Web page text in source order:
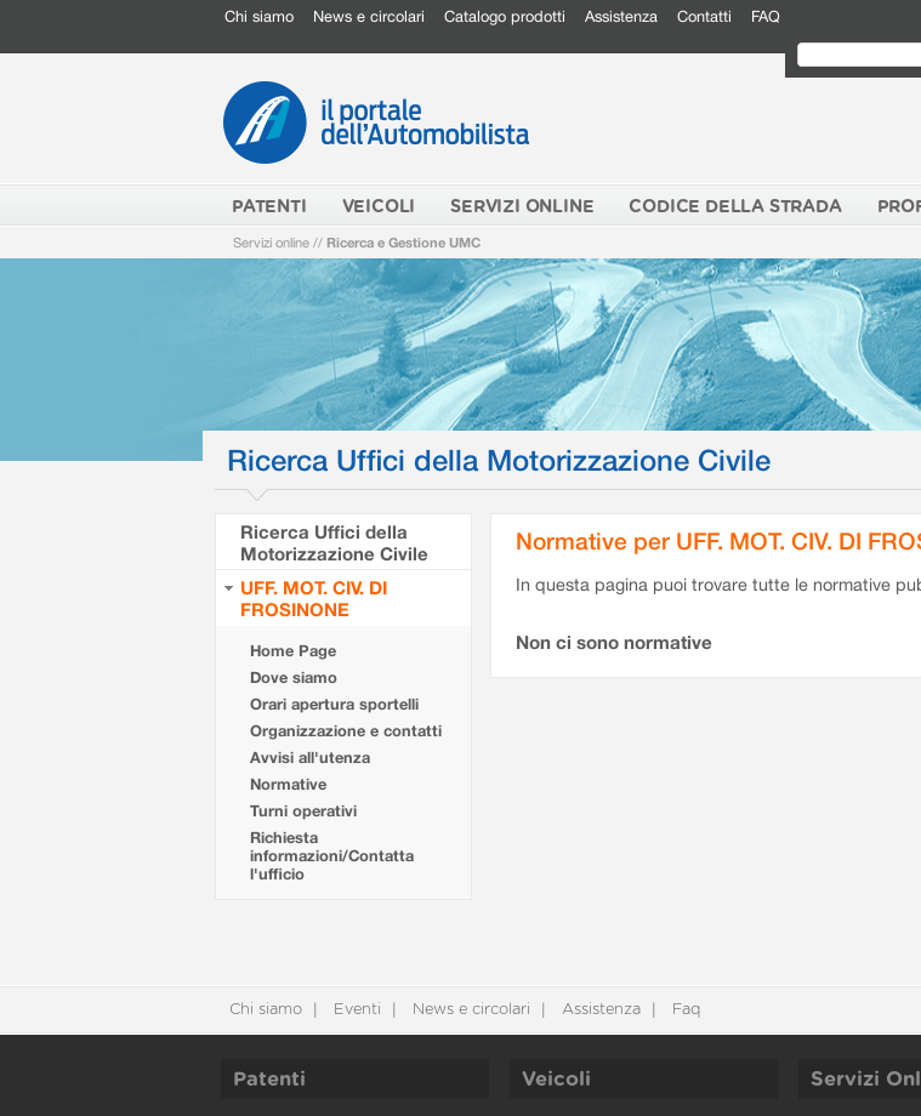
Chi siamo News e circolari Catalogo prodotti Assistenza Contatti FAQ
PATENTI VEICOLI SERVIZI ONLINE CODICE DELLA STRADA
Servizi online // Ricerca e Gestione UMC
Ricerca Uffici della Motorizzazione Civile
Ricerca Uffici della
Motorizzazione Civile
UFF. MOT. CIV. DI
FROSINONE
Home Page
Dove siamo
Orari apertura sportelli
Organizzazione e contatti
Avvisi all'utenza
Normative
Turni operativi
Richiesta
informazioni/Contatta
l'ufficio
Normative per UFF. MOT. CIV. DI
In questa pagina puoi trovare tutte le normative
Non ci sono normative
Chi siamo Eventi News e circolari Assistenza Faq
Patenti Veicoli Servizi